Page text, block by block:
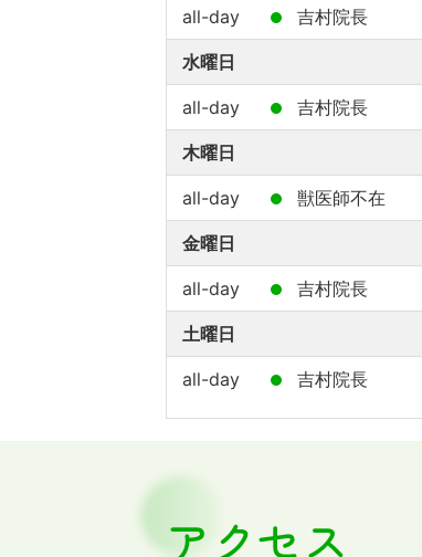
all-day 吉村院長
水曜日
all-day 吉村院長
木曜日
all-day 獣医師不在
金曜日
all-day 吉村院長
土曜日
all-day 吉村院長
アクセス